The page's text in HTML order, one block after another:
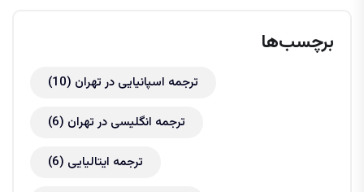
برچسب‌ها
ترجمه اسپانیایی در تهران (10)
ترجمه انگلیسی در تهران (6)
ترجمه ایتالیایی (6)